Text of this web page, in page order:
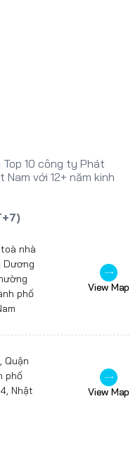
10 công ty Phát
với 12+ năm kinh
toà nhà
Dương
phố
View Map
Quận
phố
Nhật
View Map